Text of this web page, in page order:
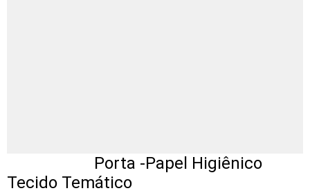
Porta -Papel Higiênico
Tecido Temático